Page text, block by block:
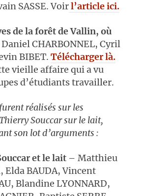
SASSE. Voirl’article ici.
de la forêt de Vallin, où
CHARBONNEL, Cyril
BIBET. Télécharger là.
vieille affaire qui a vu
d’étudiants travailler.
réalisés sur les
Souccar sur le lait,
son lot d’arguments :
et le lait – Matthieu
Elda BAUDA, Vincent
Blandine LYONNARD,